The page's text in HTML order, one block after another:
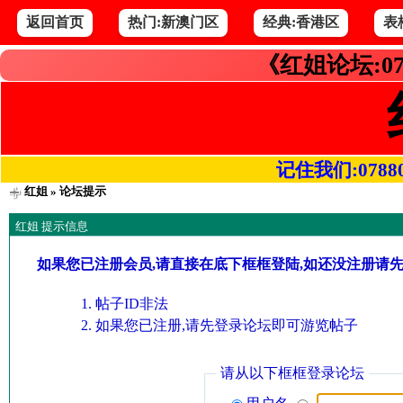
返回首页 热门:新澳门区 经典:香港区 表
《红姐论坛
记住我们
红姐» 论坛提示
红姐 提示信息
如果您已注册会员,请直接在底下框框登陆,如还没注册请
帖子ID非法
如果您已注册,请先登录论坛即可游览帖子
请从以下框框登录论坛